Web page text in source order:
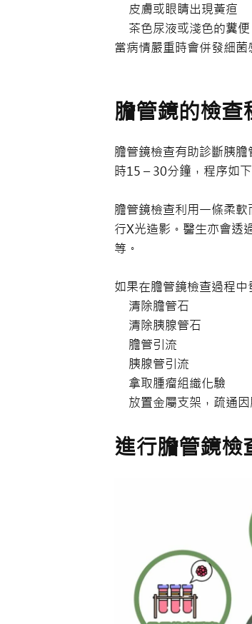
皮膚或眼睛出現黃疸
茶色尿液或淺色的糞便
當病情嚴重時會併發細
膽管鏡的檢查
膽管鏡檢查有助診斷胰
時15 – 30分鐘，程序如下
膽管鏡檢查利用一條柔
行X光造影。醫生亦會透
等。
如果在膽管鏡檢查過程
清除膽管石
清除胰腺管石
膽管引流
胰腺管引流
拿取腫瘤組織化驗
放置金屬支架，疏通
進行膽管鏡檢